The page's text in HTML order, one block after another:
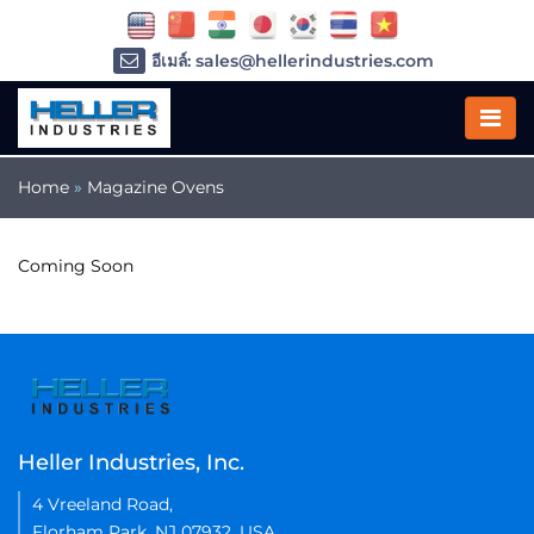
Home » Magazine Ovens
Coming Soon
อีเมล์: sales@hellerindustries.com
อีเมล์: service@hellerindustries.com
โทรศัพท์ :
Heller Industries, Inc.
4 Vreeland Road,